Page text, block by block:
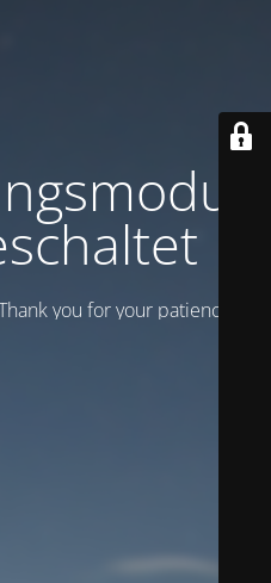
you for your patience!